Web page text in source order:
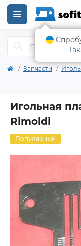
Запчасти
Игольная
Rimoldi
Популярный